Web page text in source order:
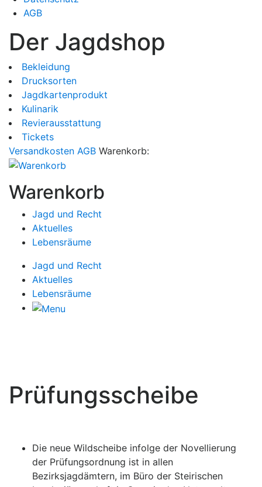
AGB
Der Jagdshop
Bekleidung
Drucksorten
Jagdkartenprodukt
Kulinarik
Revierausstattung
Tickets
Versandkosten AGB Warenkorb:
Warenkorb
Jagd und Recht
Aktuelles
Lebensräume
Jagd und Recht
Aktuelles
Lebensräume
Prüfungsscheibe
Die neue Wildscheibe infolge der Novellierung
der Prüfungsordnung ist in allen
Bezirksjagdämtern, im Büro der Steirischen